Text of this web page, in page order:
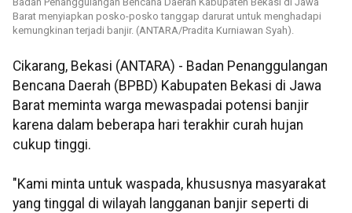
Barat menyiapkan posko-posko tanggap darurat untuk menghadapi
kemungkinan terjadi banjir. (ANTARA/Pradita Kurniawan Syah).
Cikarang, Bekasi (ANTARA) - Badan Penanggulangan
Bencana Daerah (BPBD) Kabupaten Bekasi di Jawa
Barat meminta warga mewaspadai potensi banjir
karena dalam beberapa hari terakhir curah hujan
cukup tinggi.
"Kami minta untuk waspada, khususnya masyarakat
yang tinggal di wilayah langganan banjir seperti di